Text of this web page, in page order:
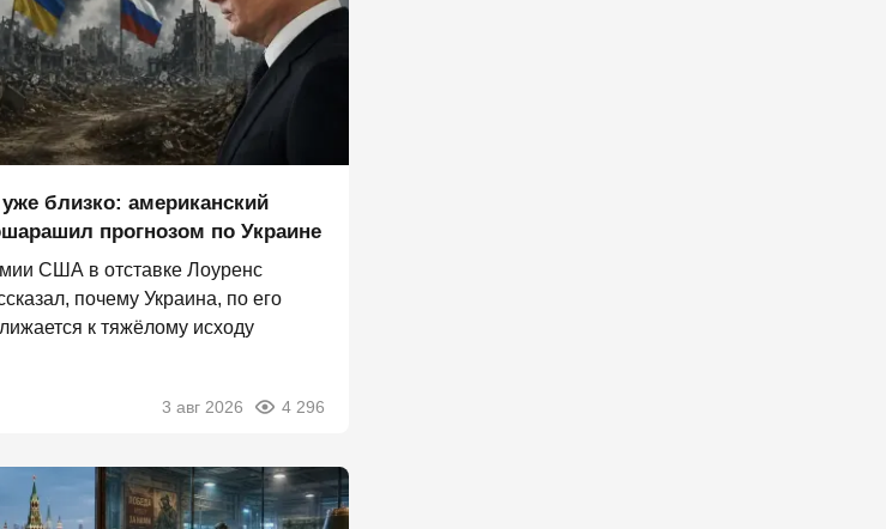
близко: американский
прогнозом по Украине
США в отставке Лоуренс
почему Украина, по его
к тяжёлому исходу
3 авг 2026 4 296